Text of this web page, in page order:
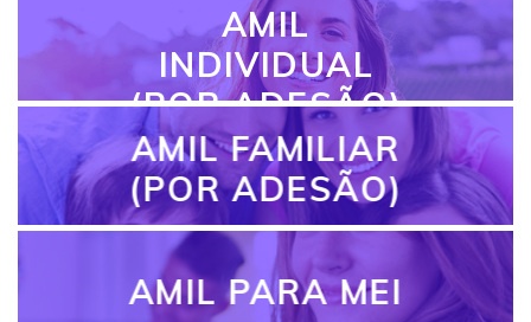
AMIL
INDIVIDUAL
(POR ADESÃO)
AMIL FAMILIAR
(POR ADESÃO)
AMIL PARA MEI